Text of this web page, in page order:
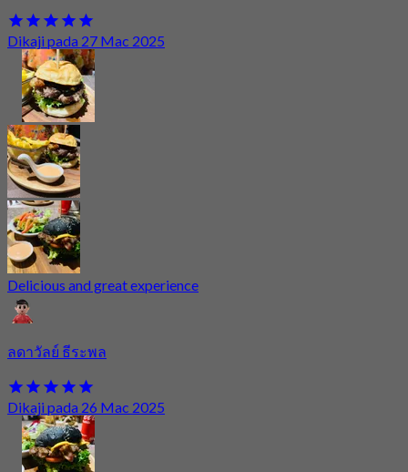
Dikaji pada 27 Mac 2025
Delicious and great experience
ลดาวัลย์ ธีระพล
Dikaji pada 26 Mac 2025